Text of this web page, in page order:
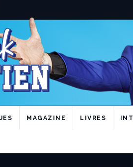
MAGAZINE LIVRES